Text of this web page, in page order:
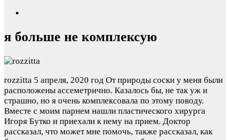
я больше не комплексую
rozzitta 5 апреля, 2020 год От природы соски у меня были
расположены ассеметрично. Казалось бы, не так уж и
страшно, но я очень комплексовала по этому поводу.
Вместе с моим парнем нашли пластического хирурга
Игоря Бутко и приехали к нему на прием. Доктор
рассказал, что может мне помочь, также рассказал, как